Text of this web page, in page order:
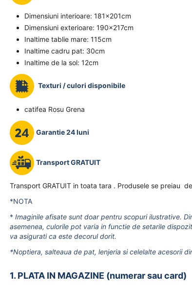
Dimensiuni interioare: 181x201cm
Dimensiuni exterioare: 190x217cm
Inaltime tablie mare: 115cm
Inaltime cadru pat: 30cm
Inaltime de la sol: 12cm
Texturi / culori disponibile
catifea Rosu Grena
Garantie 24 luni
Transport GRATUIT
Transport GRATUIT in toata tara . Produsele se preiau
*NOTA
* Imaginile afisate sunt doar pentru scopuri ilustrative.
asemenea, culorile pot varia in functie de setarile
va asigurati ca este decorul dorit.
*Noptiera, salteaua de pat, lenjeria si celelalte acesorii
1. PLATA IN MAGAZINE (numerar sau card)